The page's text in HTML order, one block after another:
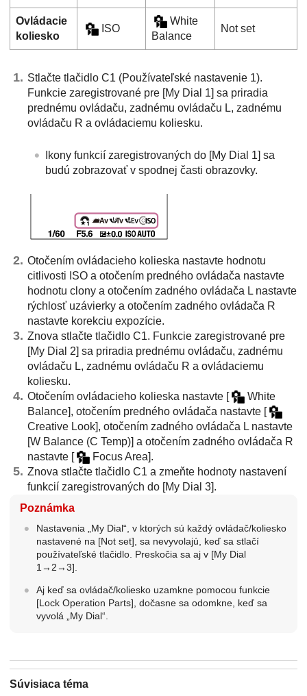
Ovládacie
koliesko
ISO
White
Balance
Not set
Stlačte tlačidlo C1 (Používateľské nastavenie 1).
Funkcie zaregistrované pre [My Dial 1] sa priradia
prednému ovládaču, zadnému ovládaču L, zadnému
ovládaču R a ovládaciemu koliesku.
Ikony funkcií zaregistrovaných do [My Dial 1] sa
budú zobrazovať v spodnej časti obrazovky.
Otočením ovládacieho kolieska nastavte hodnotu
citlivosti ISO a otočením predného ovládača nastavte
hodnotu clony a otočením zadného ovládača L nastavte
rýchlosť uzávierky a otočením zadného ovládača R
nastavte korekciu expozície.
Znova stlačte tlačidlo C1. Funkcie zaregistrované pre
[My Dial 2] sa priradia prednému ovládaču, zadnému
ovládaču L, zadnému ovládaču R a ovládaciemu
koliesku.
Otočením ovládacieho kolieska nastavte [
White
Balance], otočením predného ovládača nastavte [
Creative Look], otočením zadného ovládača L nastavte
[W Balance (C Temp)] a otočením zadného ovládača R
nastavte [ Focus Area].
Znova stlačte tlačidlo C1 a zmeňte hodnoty nastavení
funkcií zaregistrovaných do [My Dial 3].
Poznámka
Nastavenia „My Dial“, v ktorých sú každý ovládač/koliesko
nastavené na [Not set] , sa nevyvolajú, keď sa stlačí
používateľské tlačidlo. Preskočia sa aj v [My Dial
1→2→3]
Aj keď sa ovládač/koliesko uzamkne pomocou funkcie
[Lock Operation Parts] , dočasne sa odomkne, keď sa
vyvolá „My Dial“.
Súvisiaca téma